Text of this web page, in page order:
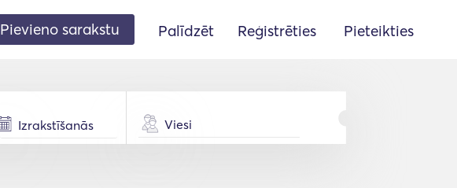
Pievieno sarakstu Palīdzēt Reģistrēties Pieteikties
Viesi